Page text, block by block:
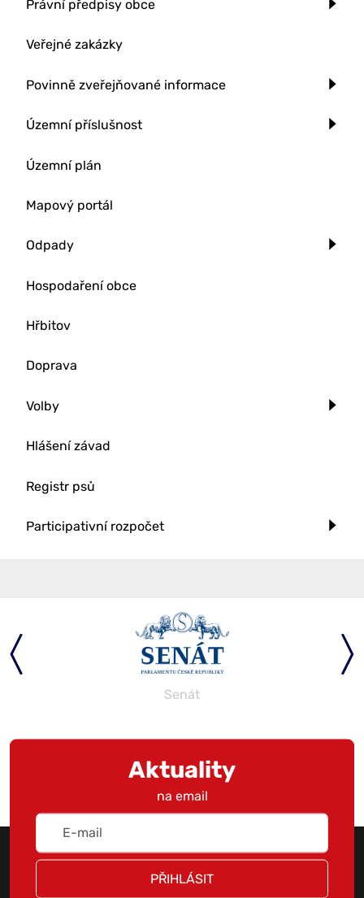
Právní předpisy obce
Veřejné zakázky
Povinně zveřejňované informace
Územní příslušnost
Územní plán
Mapový portál
Odpady
Hospodaření obce
Hřbitov
Doprava
Volby
Hlášení závad
Registr psů
Participativní rozpočet
Senát
Aktuality
na email
PŘIHLÁSIT